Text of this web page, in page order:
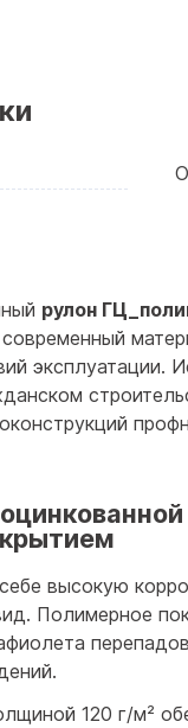
рулон
эксплуатации.
высокую
Полимерное
120 г/м²